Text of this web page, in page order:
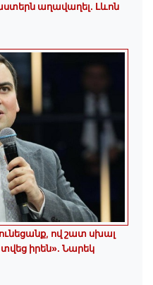
աղավաղել. Լևոն
ով շատ սխալ
իրեն». Նարեկ